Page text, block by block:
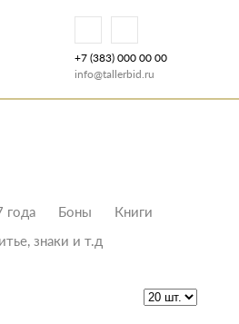
+7 (383) 000 00 00
info@tallerbid.ru
года Боны
Книги
знаки и т.д